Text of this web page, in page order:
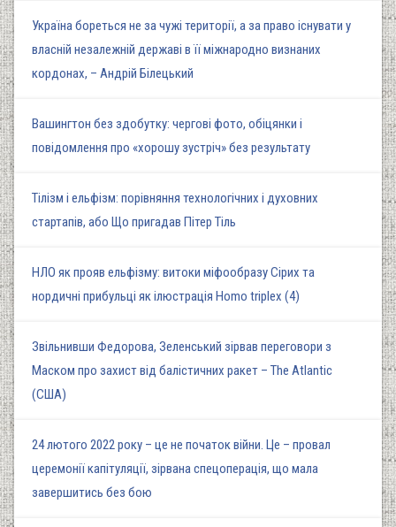
Україна бореться не за чужі території, а за право існувати у
власній незалежній державі в її міжнародно визнаних
кордонах, – Андрій Білецький
Вашингтон без здобутку: чергові фото, обіцянки і
повідомлення про «хорошу зустріч» без результату
Тілізм і ельфізм: порівняння технологічних і духовних
стартапів, або Що пригадав Пітер Тіль
НЛО як прояв ельфізму: витоки міфообразу Сірих та
нордичні прибульці як ілюстрація Homo triplex (4)
Звільнивши Федорова, Зеленський зірвав переговори з
Маском про захист від балістичних ракет – The Atlantic
(США)
24 лютого 2022 року – це не початок війни. Це – провал
церемонії капітуляції, зірвана спецоперація, що мала
завершитись без бою